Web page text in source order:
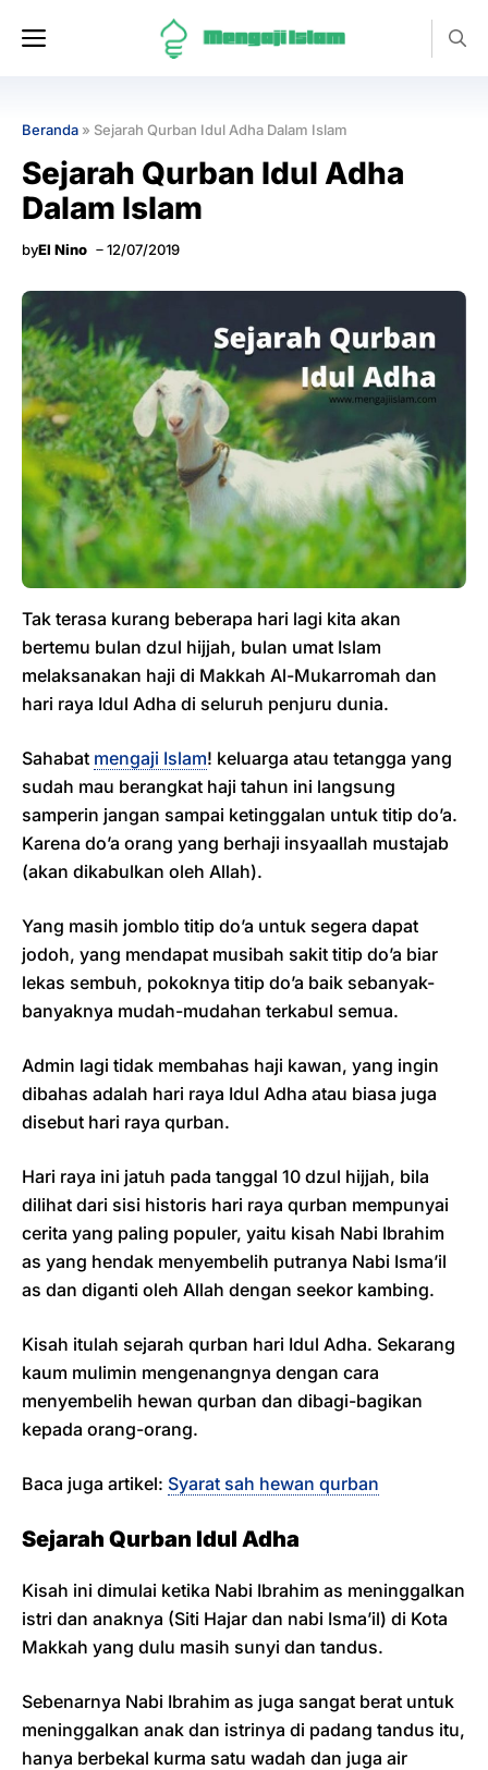
Menu
Beranda » Sejarah Qurban Idul Adha Dalam Islam
Sejarah Qurban Idul Adha
Dalam Islam
byEl Nino 12/07/2019
Tak terasa kurang beberapa hari lagi kita akan
bertemu bulan dzul hijjah, bulan umat Islam
melaksanakan haji di Makkah Al-Mukarromah dan
hari raya Idul Adha di seluruh penjuru dunia.
Sahabat mengaji Islam! keluarga atau tetangga yang
sudah mau berangkat haji tahun ini langsung
samperin jangan sampai ketinggalan untuk titip do’a.
Karena do’a orang yang berhaji insyaallah mustajab
(akan dikabulkan oleh Allah).
Yang masih jomblo titip do’a untuk segera dapat
jodoh, yang mendapat musibah sakit titip do’a biar
lekas sembuh, pokoknya titip do’a baik sebanyak-
banyaknya mudah-mudahan terkabul semua.
Admin lagi tidak membahas haji kawan, yang ingin
dibahas adalah hari raya Idul Adha atau biasa juga
disebut hari raya qurban.
Hari raya ini jatuh pada tanggal 10 dzul hijjah, bila
dilihat dari sisi historis hari raya qurban mempunyai
cerita yang paling populer, yaitu kisah Nabi Ibrahim
as yang hendak menyembelih putranya Nabi Isma’il
as dan diganti oleh Allah dengan seekor kambing.
Kisah itulah sejarah qurban hari Idul Adha. Sekarang
kaum mulimin mengenangnya dengan cara
menyembelih hewan qurban dan dibagi-bagikan
kepada orang-orang.
Baca juga artikel: Syarat sah hewan qurban
Sejarah Qurban Idul Adha
Kisah ini dimulai ketika Nabi Ibrahim as meninggalkan
istri dan anaknya (Siti Hajar dan nabi Isma’il) di Kota
Makkah yang dulu masih sunyi dan tandus.
Sebenarnya Nabi Ibrahim as juga sangat berat untuk
meninggalkan anak dan istrinya di padang tandus itu,
hanya berbekal kurma satu wadah dan juga air